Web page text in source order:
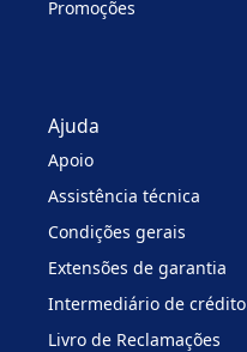
Promoções
Ajuda
Apoio
Assistência técnica
Condições gerais
Extensões de garantia
Intermediário de crédito
Livro de Reclamações